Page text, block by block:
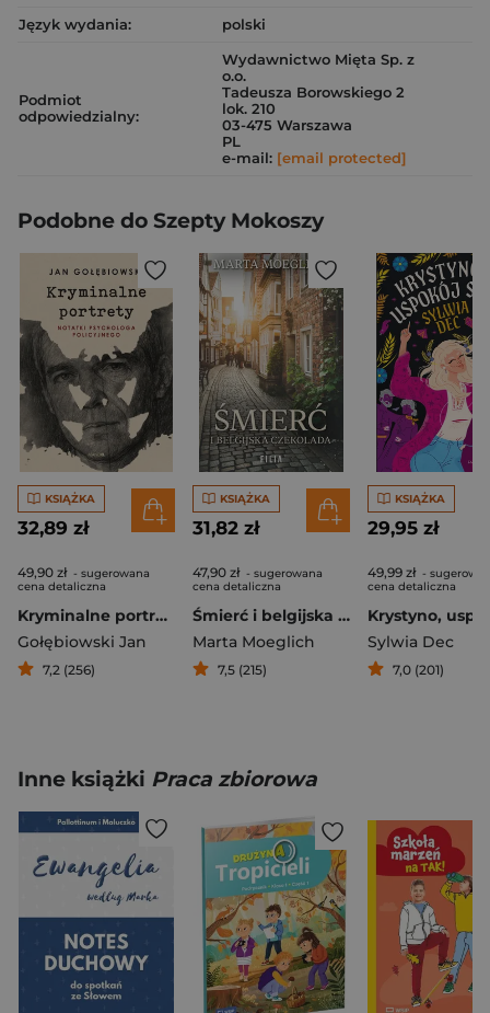
Język wydania:
polski
Podmiot
odpowiedzialny:
Wydawnictwo Mięta Sp. z
o.o.
Tadeusza Borowskiego 2
lok. 210
03-475 Warszawa
PL
e-mail: [email protected]
Podobne do Szepty Mokoszy
KSIĄŻKA
32,89 zł
49,90 zł - sugerowana
cena detaliczna
Kryminalne portrety. Notatki psychologa policyjnego
Gołębiowski Jan
7,2 (256)
KSIĄŻKA
31,82 zł
47,90 zł - sugerowana
cena detaliczna
Śmierć i belgijska czekolada
Marta Moeglich
7,5 (215)
KSIĄŻKA
29,95 zł
49,99 zł -
cena detaliczna
Sylwia Dec
7,0 (201)
Inne książki Praca zbiorowa